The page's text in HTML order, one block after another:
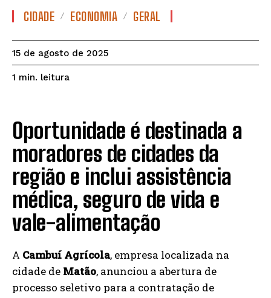
CIDADE ECONOMIA GERAL
15 de agosto de 2025
1 min. leitura
Oportunidade é destinada a
moradores de cidades da
região e inclui assistência
médica, seguro de vida e
vale-alimentação
A Cambuí Agrícola, empresa localizada na
cidade de Matão, anunciou a abertura de
processo seletivo para a contratação de